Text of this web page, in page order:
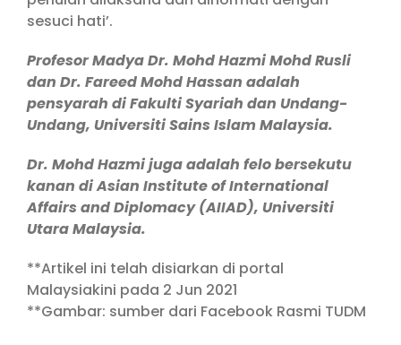
sesuci hati’.
Profesor Madya Dr. Mohd Hazmi Mohd Rusli
dan Dr. Fareed Mohd Hassan adalah
pensyarah di Fakulti Syariah dan Undang-
Undang, Universiti Sains Islam Malaysia.
Dr. Mohd Hazmi juga adalah felo bersekutu
kanan di Asian Institute of International
Affairs and Diplomacy (AIIAD), Universiti
Utara Malaysia.
**Artikel ini telah disiarkan di portal
Malaysiakini pada 2 Jun 2021
**Gambar: sumber dari Facebook Rasmi TUDM